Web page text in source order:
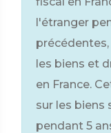
l'étranger
les biens et
en France.
sur les biens
pendant 5